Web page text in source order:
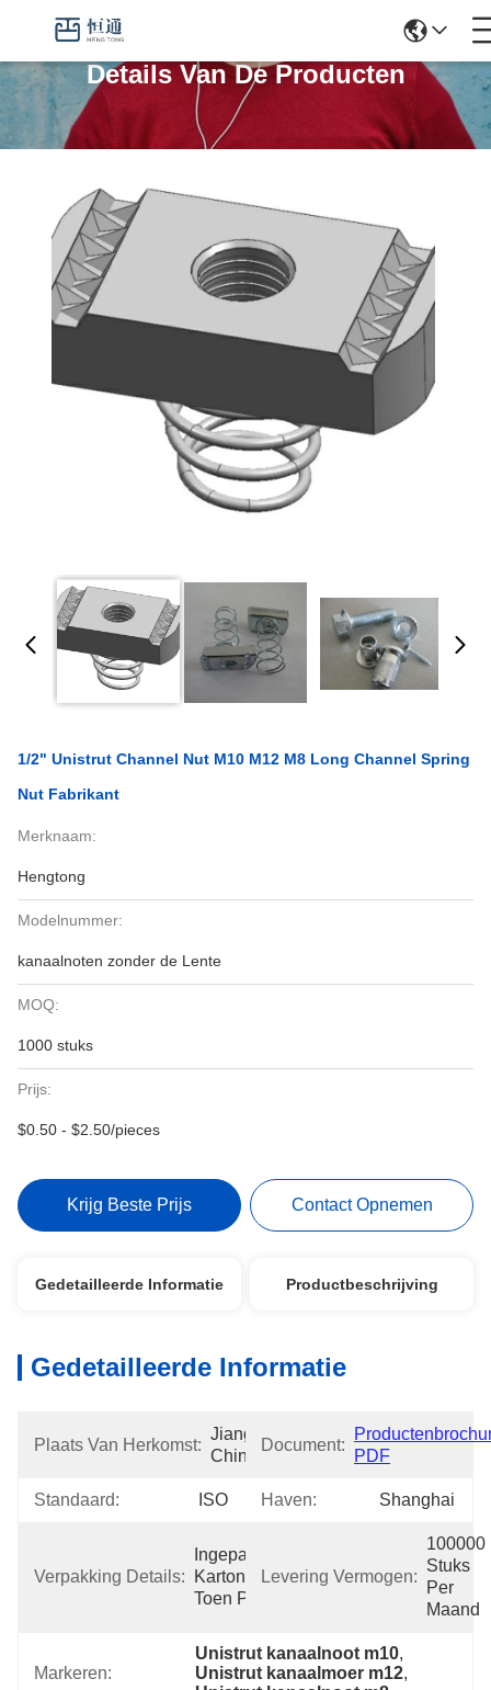
Details Van De Producten
1/2" Unistrut Channel Nut M10 M12 M8 Long Channel Spring
Nut Fabrikant
Merknaam:
Hengtong
Modelnummer:
kanaalnoten zonder de Lente
MOQ:
1000 stuks
Prijs:
$0.50 - $2.50/pieces
Krijg Beste Prijs Contact Opnemen
Gedetailleerde Informatie Productbeschrijving
Gedetailleerde Informatie
Plaats Van Herkomst:
Jiangsu,
China
Document:
PDF
Standaard: ISO Haven: Shanghai
Verpakking Details:
Ingepakt In
Kartondoos,
Toen Pallet
Levering Vermogen:
100000
Stuks
Per
Maand
Markeren:
Unistrut kanaalnoot m10,
Unistrut kanaalmoer m12,